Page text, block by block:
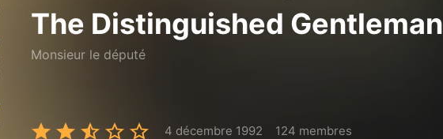
The Distinguished Gentleman
Monsieur le député
4 décembre 1992 124 membres